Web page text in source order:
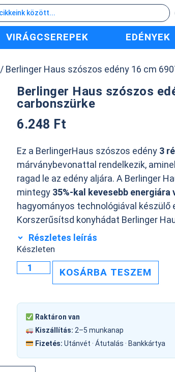
VIRÁGCSEREPEK EDÉNYEK
/ Berlinger Haus szószos edény 16 cm
Berlinger Haus szószos
carbonszürke
6.248 Ft
Ez a BerlingerHaus szószos edény 3
márványbevonattal rendelkezik,
ragad le az edény aljára. A Berlinger
mintegy 35%-kal kevesebb energiára
hagyományos technológiával készülő
Korszerűsítsd konyhádat Berlinger
Részletes leírás
Készleten
KOSÁRBA TESZEM
Raktáron van
Kiszállítás: 2–5 munkanap
Fizetés: Utánvét · Átutalás · Bankkártya